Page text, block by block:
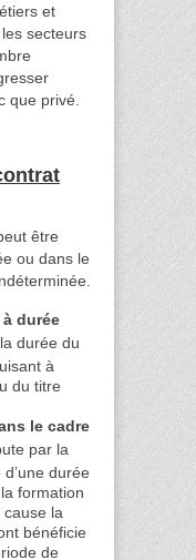
et
secteurs
que privé.
être
ou dans le
durée
la durée du
à
du titre
le cadre
par la
durée
formation
la
bénéficie
de